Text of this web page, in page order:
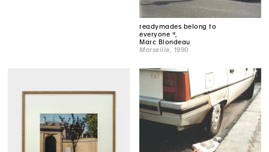
readymades belong to
everyone ®,
Marc Blondeau
Marseille , 1990